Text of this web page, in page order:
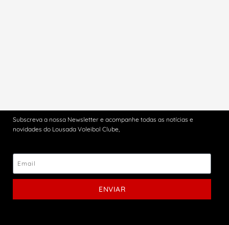
Subscreva a nossa Newsletter e acompanhe todas as notícias e
novidades do Lousada Voleibol Clube,
ENVIAR